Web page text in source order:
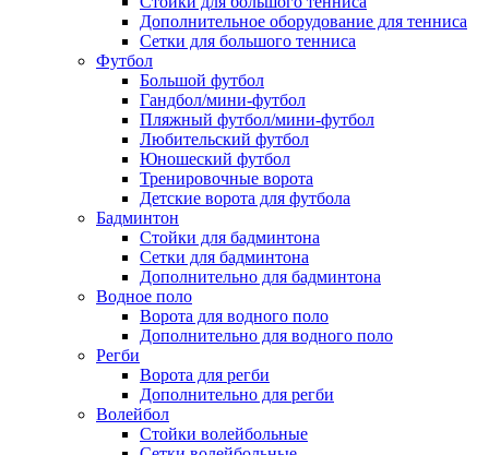
Дополнительное оборудование для тенниса
Сетки для большого тенниса
Футбол
Большой футбол
Гандбол/мини-футбол
Пляжный футбол/мини-футбол
Любительский футбол
Юношеский футбол
Тренировочные ворота
Детские ворота для футбола
Бадминтон
Стойки для бадминтона
Сетки для бадминтона
Дополнительно для бадминтона
Водное поло
Ворота для водного поло
Дополнительно для водного поло
Регби
Ворота для регби
Дополнительно для регби
Волейбол
Стойки волейбольные